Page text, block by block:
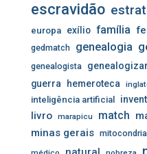
escravidão
europa exílio família
gedmatch genealogia
genealogista genealogizar
guerra hemeroteca
inteligência artificial
livro marapicu match
minas gerais mitocondrial